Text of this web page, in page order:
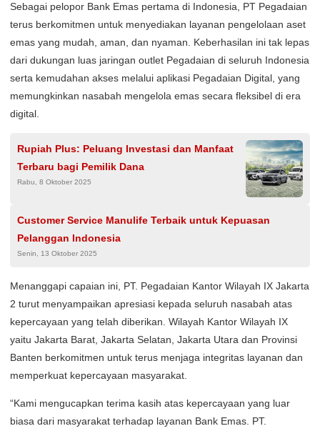
Sebagai pelopor Bank Emas pertama di Indonesia, PT Pegadaian
terus berkomitmen untuk menyediakan layanan pengelolaan aset
emas yang mudah, aman, dan nyaman. Keberhasilan ini tak lepas
dari dukungan luas jaringan outlet Pegadaian di seluruh Indonesia
serta kemudahan akses melalui aplikasi Pegadaian Digital, yang
memungkinkan nasabah mengelola emas secara fleksibel di era
digital.
Rupiah Plus: Peluang Investasi dan Manfaat
Terbaru bagi Pemilik Dana
Rabu, 8 Oktober 2025
Customer Service Manulife Terbaik untuk Kepuasan
Pelanggan Indonesia
Senin, 13 Oktober 2025
Menanggapi capaian ini, PT. Pegadaian Kantor Wilayah IX Jakarta
2 turut menyampaikan apresiasi kepada seluruh nasabah atas
kepercayaan yang telah diberikan. Wilayah Kantor Wilayah IX
yaitu Jakarta Barat, Jakarta Selatan, Jakarta Utara dan Provinsi
Banten berkomitmen untuk terus menjaga integritas layanan dan
memperkuat kepercayaan masyarakat.
“Kami mengucapkan terima kasih atas kepercayaan yang luar
biasa dari masyarakat terhadap layanan Bank Emas. PT.